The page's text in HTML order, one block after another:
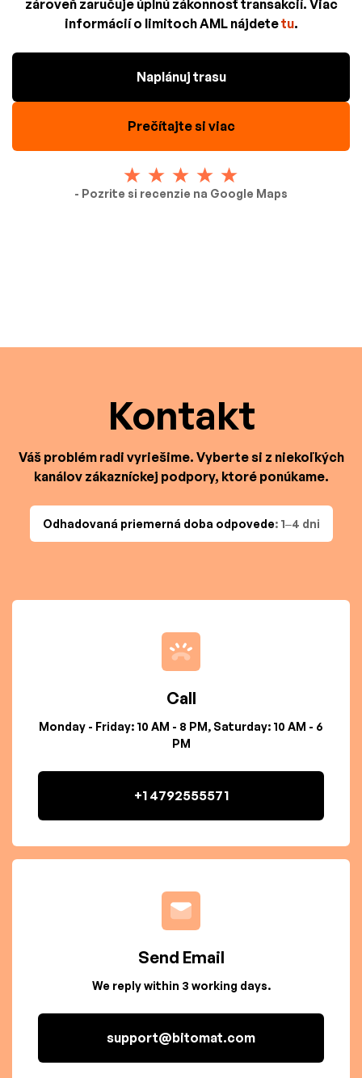
zároveň zaručuje úplnú zákonnosť transakcií. Viac
informácií o limitoch AML nájdetetu.
Naplánuj trasu
Prečítajte si viac
- Pozrite si recenzie na Google Maps
Kontakt
Váš problém radi vyriešime. Vyberte si z niekoľkých
kanálov zákazníckej podpory, ktoré ponúkame.
Odhadovaná priemerná doba odpovede: 1–4 dni
Call
Monday - Friday: 10 AM - 8 PM, Saturday: 10 AM - 6
PM
+1 4792555571
Send Email
We reply within 3 working days.
support@bitomat.com